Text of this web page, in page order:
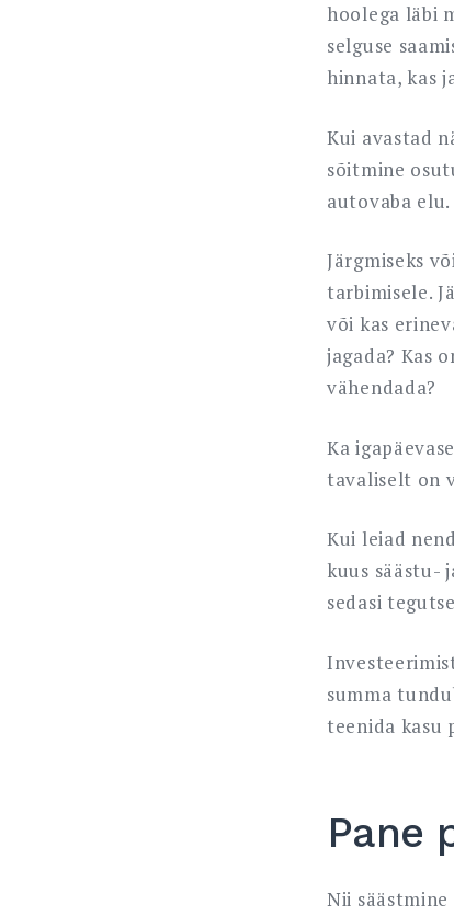
hoolega läbi
selguse
hinnata, kas
Kui avastad
sõitmine
autovaba elu.
Järgmiseks
tarbimisele.
või kas
jagada? Kas
vähendada?
Ka
tavaliselt on
Kui leiad
kuus säästu-
sedasi
summa
teenida kasu
Pane
Nii